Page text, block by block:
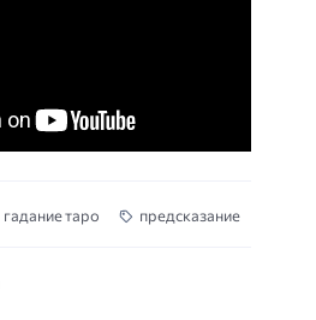
гадание таро предсказание